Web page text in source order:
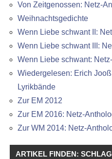
Von Zeitgenossen: Netz-
Weihnachtsgedichte
Wenn Liebe schwant II:
Wenn Liebe schwant III:
Wenn Liebe schwant:
Wiedergelesen: Erich
Lyrikbände
Zur EM 2012
Zur EM 2016: Netz-
Zur WM 2014: Netz-
ARTIKEL FINDEN: